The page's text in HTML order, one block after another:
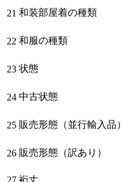
21 和装部屋着の種類
22 和服の種類
23 状態
24 中古状態
25 販売形態（並行輸入品）
26 販売形態（訳あり）
27 裄丈